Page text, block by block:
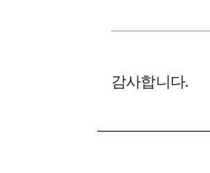
감사합니다.